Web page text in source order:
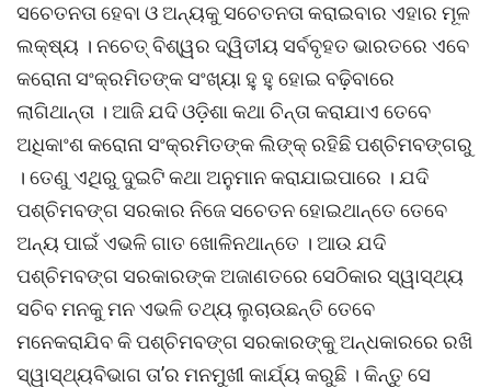
ସଚେତନତା ହେବା ଓ ଅନ୍ୟକୁ ସଚେତନତା କରାଇବାର ଏହାର ମୂଳ
ଲକ୍ଷ୍ୟ । ନଚେତ୍ ବିଶ୍ୱର ଦ୍ୱିତୀୟ ସର୍ବବୃହତ ଭାରତରେ ଏବେ
କରୋନା ସଂକ୍ରମିତଙ୍କ ସଂଖ୍ୟା ହୁ ହୁ ହୋଇ ବଢ଼ିବାରେ
ଲାଗିଥାନ୍ତା । ଆଜି ଯଦି ଓଡ଼ିଶା କଥା ଚିନ୍ତା କରାଯାଏ ତେବେ
ଅଧିକାଂଶ କରୋନା ସଂକ୍ରମିତଙ୍କ ଲିଙ୍କ୍ ରହିଛି ପଶ୍ଚିମବଙ୍ଗରୁ
। ତେଣୁ ଏଥିରୁ ଦୁଇଟି କଥା ଅନୁମାନ କରାଯାଇପାରେ । ଯଦି
ପଶ୍ଚିମବଙ୍ଗ ସରକାର ନିଜେ ସଚେତନ ହୋଇଥାନ୍ତେ ତେବେ
ଅନ୍ୟ ପାଇଁ ଏଭଳି ଗାତ ଖୋଳିନଥାନ୍ତେ । ଆଉ ଯଦି
ପଶ୍ଚିମବଙ୍ଗ ସରକାରଙ୍କ ଅଜାଣତରେ ସେଠିକାର ସ୍ୱାସ୍ଥ୍ୟ
ସଚିବ ମନକୁ ମନ ଏଭଳି ତଥ୍ୟ ଲୁଚାଉଛନ୍ତି ତେବେ
ମନେକରାଯିବ କି ପଶ୍ଚିମବଙ୍ଗ ସରକାରଙ୍କୁ ଅନ୍ଧକାରରେ ରଖି
ସ୍ୱାସ୍ଥ୍ୟବିଭାଗ ତା’ର ମନମୁଖୀ କାର୍ଯ୍ୟ କରୁଛି । କିନ୍ତୁ ସେ